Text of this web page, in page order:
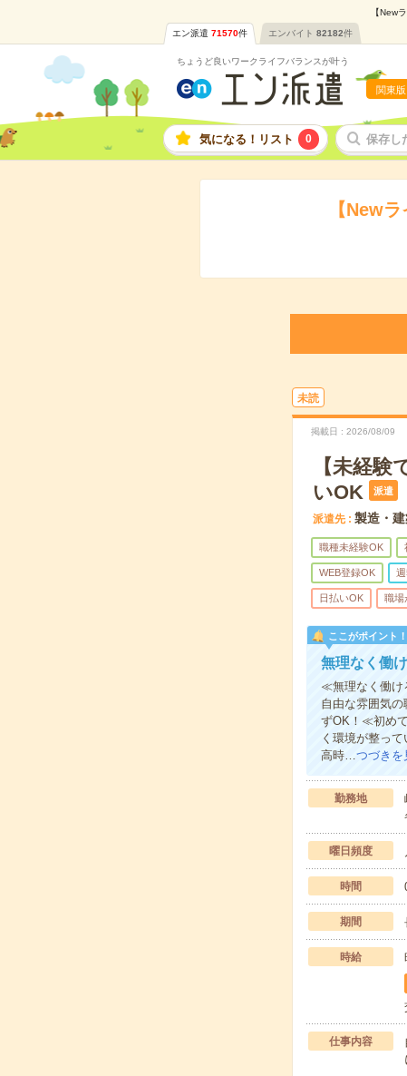
【New
エン派遣 71570件 エンバイト 82182件
ちょうど良いワークライフバランスが叶う
関東版
気になる！リスト 0 保存し
【New
未読
掲載日 2026/08/09
【未経
いOK
派遣
派遣先 製造・
職種未経験OK
WEB登録OK
日払いOK 職場
ここがポイント！
無理なく働
≪無理なく働け
自由な雰囲気
ずOK！≪初め
く環境が整っ
高時…つづきを
勤務地
曜日頻度
時間
期間
時給
仕事内容